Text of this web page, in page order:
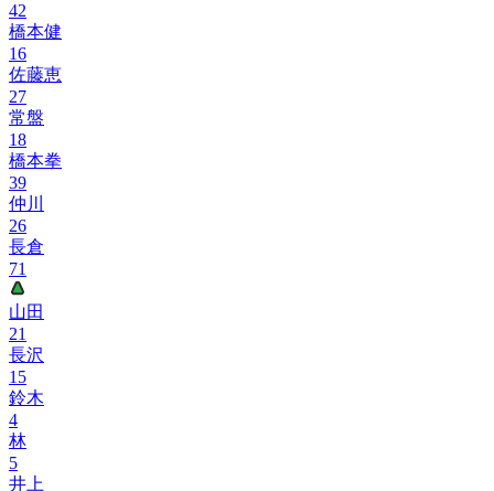
42
橋本健
16
佐藤恵
27
常盤
18
橋本拳
39
仲川
26
長倉
71
山田
21
長沢
15
鈴木
4
林
5
井上